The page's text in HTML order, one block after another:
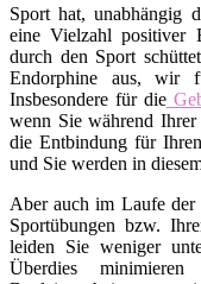
Sport hat, unabhängig
eine Vielzahl positiver
durch den Sport
Endorphine aus, wir
Insbesondere für die
wenn Sie während
die Entbindung für Ihren
und Sie werden in
Aber auch im Laufe der
Sportübungen bzw.
leiden Sie weniger
Überdies